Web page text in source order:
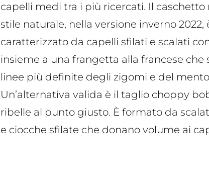
capelli medi tra i più ricercati. Il caschetto
stile naturale, nella versione inverno 2022,
caratterizzato da capelli sfilati e scalati
insieme a una frangetta alla francese che
linee più definite degli zigomi e del
Un’alternativa valida è il taglio choppy
ribelle al punto giusto. È formato da
e ciocche sfilate che donano volume ai